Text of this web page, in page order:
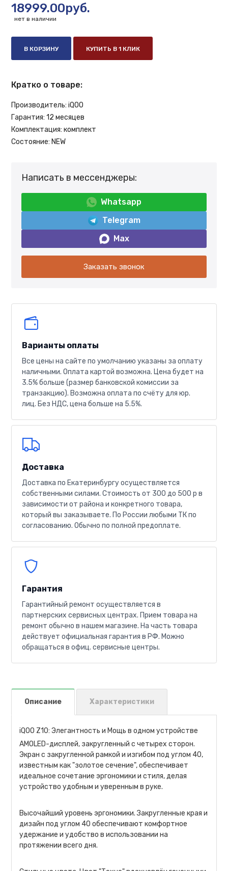
18999.00руб.
нет в наличии
В КОРЗИНУ КУПИТЬ В 1 КЛИК
Кратко о товаре:
Производитель: iQOO
Гарантия: 12 месяцев
Комплектация: комплект
Состояние: NEW
Написать в мессенджеры:
Whatsapp
Telegram
Max
Заказать звонок
Варианты оплаты
Все цены на сайте по умолчанию указаны за оплату
наличными. Оплата картой возможна. Цена будет на
3.5% больше (размер банковской комиссии за
транзакцию). Возможна оплата по счёту для юр.
лиц. Без НДС, цена больше на 5.5%.
Доставка
Доставка по Екатеринбургу осуществляется
собственными силами. Стоимость от 300 до 500 р в
зависимости от района и конкретного товара,
который вы заказываете. По России любыми ТК по
согласованию. Обычно по полной предоплате.
Гарантия
Гарантийный ремонт осуществляется в
партнерских сервисных центрах. Прием товара на
ремонт обычно в нашем магазине. На часть товара
действует официальная гарантия в РФ. Можно
обращаться в офиц. сервисные центры.
Описание Характеристики
iQOO Z10: Элегантность и Мощь в одном устройстве
AMOLED-дисплей, закругленный с четырех сторон.
Экран с закругленной рамкой и изгибом под углом 40,
известным как "золотое сечение", обеспечивает
идеальное сочетание эргономики и стиля, делая
устройство удобным и уверенным в руке.
Высочайший уровень эргономики. Закругленные края и
дизайн под углом 40 обеспечивают комфортное
удержание и удобство в использовании на
протяжении всего дня.